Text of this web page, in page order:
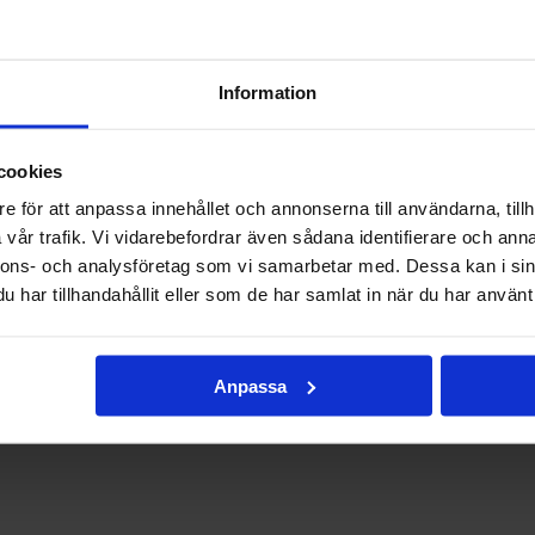
Information
för att anpassa innehållet och annonserna till användarna,
trafik. Vi vidarebefordrar även sådana identifierare och
och analysföretag som vi samarbetar med. Dessa kan i
har tillhandahållit eller som de har samlat in när du har
Anpassa
Yzeure och korsar järnvägsspåren för att
och alldagliga byggen, framförallt när det handlar om att
säkert, betyder det inte att det behöver vara tråkigt.
kommer att finnas kvar under många år framöver så är
är ett enastående exempel på vad som går att
som helst och sätter inga gränser för kreativiteten hos
vilken form som helst och tack varje dess